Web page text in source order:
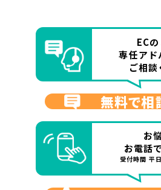
EC
専任アド
ご相
無料で相
お
お電話
受付時間 平